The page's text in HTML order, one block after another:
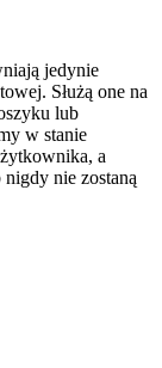
jedynie
Służą one na
lub
w stanie
a
nie zostaną